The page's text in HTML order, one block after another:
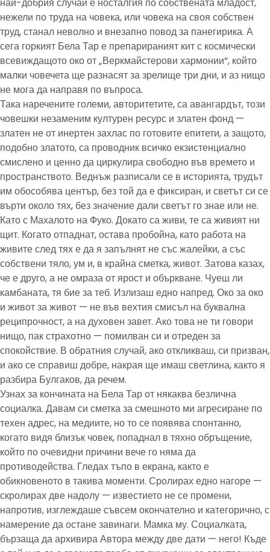
нежели по труда на човека, или човека на своя собствен
труд, станал неволно и внезапно повод за панегирика. А
сега горкият Бела Тар е препарираният кит с космически
всевиждащото око от „Веркмайстерови хармонии“, който
малки човечета ще разнасят за зрелище три дни, и аз нищо
не мога да направя по въпроса.
Така наречените големи, авторитетите, са авангардът, този
човешки незаменим културен ресурс и златен фонд —
златен не от инертен захлас по готовите епитети, а защото,
подобно златото, са проводник всичко екзистенциално
смислено и ценно да циркулира свободно във времето и
пространството. Веднъж разписали се в историята, трудът
им обособява център, без той да е фиксиран, и светът си се
върти около тях, без значение дали светът го знае или не.
Като с Махалото на Фуко. Докато са живи, те са живият ни
щит. Когато отпаднат, остава пробойна, като работа на
живите след тях е да я запълнят не със жалейки, а със
собствени тяло, ум и, в крайна сметка, живот. Затова казах,
че е друго, а не омраза от ярост и объркване. Чуеш ли
камбаната, тя бие за теб. Излизаш едно напред. Око за око
и живот за живот — не във вехтия смисъл на буквална
реципрочност, а на духовен завет. Ако това не ти говори
нищо, пак страхотно — помилван си и отреден за
спокойствие. В обратния случай, ако откликваш, си призван,
и ако се справиш добре, накрая ще имаш светлина, както я
разбира Булгаков, да речем.
Узнах за кончината на Бела Тар от някаква безлична
социалка. Давам си сметка за смешното ми агресиране по
техен адрес, на медиите, но то се появява спонтанно,
когато видя близък човек, попаднал в тяхно обръщение,
който по очевидни причини вече го няма да
противодейства. Гледах тъпо в екрана, както е
обикновеното в такива моменти. Сролирах едно нагоре —
скролирах две надолу — известието не се промени,
напротив, изглеждаше съвсем окончателно и категорично, с
намерение да остане завинаги. Мамка му. Социалката,
бързаща да архивира Автора между две дати — него! Къде